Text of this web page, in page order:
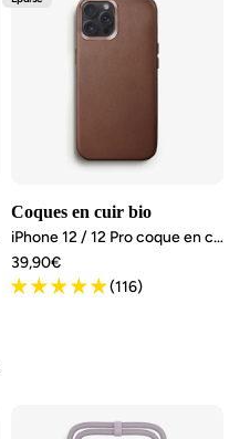
Coques en cuir bio
iPhone 12 / 12 Pro coque en cuir Vegan
Angebotspreis
39,90€
(116)